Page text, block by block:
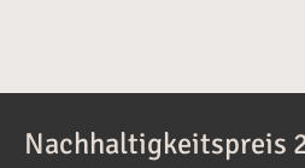
Nachhaltigkeitspreis